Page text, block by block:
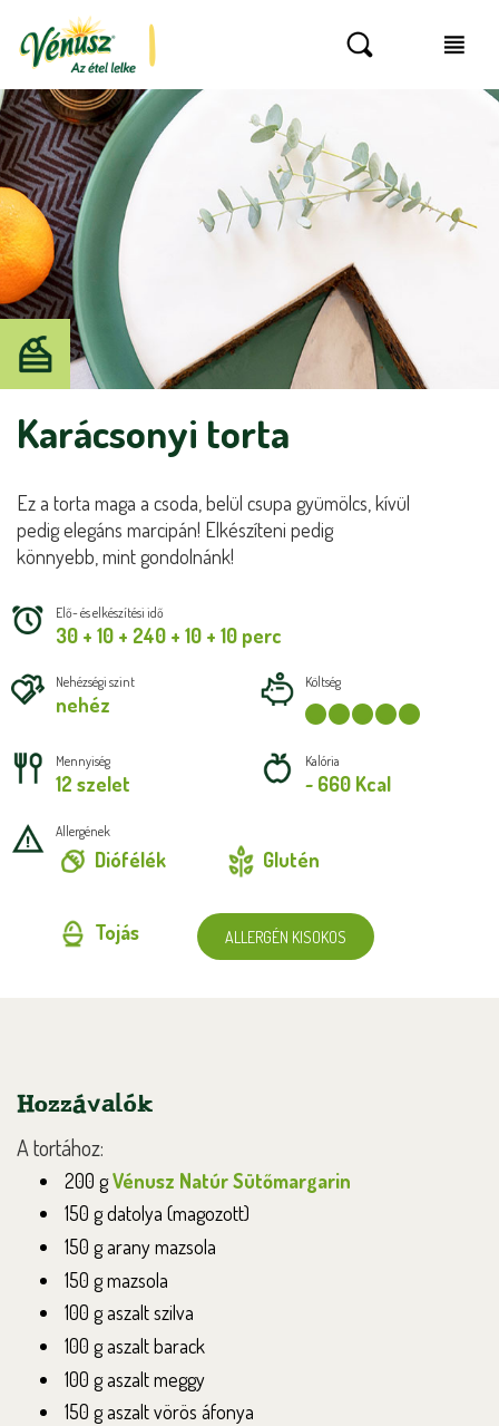
Karácsonyi torta
Ez a torta maga a csoda, belül csupa gyümölcs, kívül
pedig elegáns marcipán! Elkészíteni pedig
könnyebb, mint gondolnánk!
Elő- és elkészítési idő
30 + 10 + 240 + 10 + 10 perc
Nehézségi szint
nehéz
Költség
Mennyiség
12 szelet
Kalória
~ 660 Kcal
Allergének
Diófélék Glutén
Tojás ALLERGÉN KISOKOS
Hozzávalók
A tortához:
200 gVénusz Natúr Sütőmargarin
150 g datolya (magozott)
150 g arany mazsola
150 g mazsola
100 g aszalt szilva
100 g aszalt barack
100 g aszalt meggy
150 g aszalt vörös áfonya